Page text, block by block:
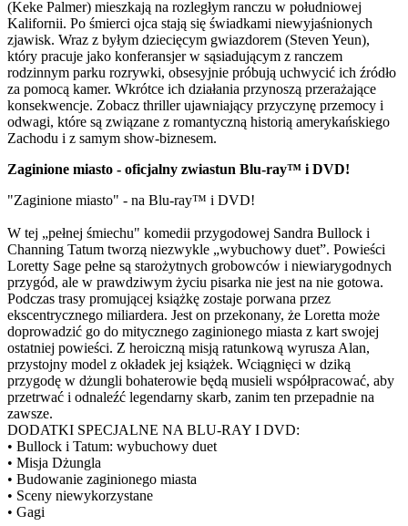
(Keke Palmer) mieszkają na rozległym ranczu w południowej
Kalifornii. Po śmierci ojca stają się świadkami niewyjaśnionych
zjawisk. Wraz z byłym dziecięcym gwiazdorem (Steven Yeun),
który pracuje jako konferansjer w sąsiadującym z ranczem
rodzinnym parku rozrywki, obsesyjnie próbują uchwycić ich źródło
za pomocą kamer. Wkrótce ich działania przynoszą przerażające
konsekwencje. Zobacz thriller ujawniający przyczynę przemocy i
odwagi, które są związane z romantyczną historią amerykańskiego
Zachodu i z samym show-biznesem.
Zaginione miasto - oficjalny zwiastun Blu-ray™ i DVD!
"Zaginione miasto" - na Blu-ray™ i DVD!
W tej „pełnej śmiechu" komedii przygodowej Sandra Bullock i
Channing Tatum tworzą niezwykle „wybuchowy duet”. Powieści
Loretty Sage pełne są starożytnych grobowców i niewiarygodnych
przygód, ale w prawdziwym życiu pisarka nie jest na nie gotowa.
Podczas trasy promującej książkę zostaje porwana przez
ekscentrycznego miliardera. Jest on przekonany, że Loretta może
doprowadzić go do mitycznego zaginionego miasta z kart swojej
ostatniej powieści. Z heroiczną misją ratunkową wyrusza Alan,
przystojny model z okładek jej książek. Wciągnięci w dziką
przygodę w dżungli bohaterowie będą musieli współpracować, aby
przetrwać i odnaleźć legendarny skarb, zanim ten przepadnie na
zawsze.
DODATKI SPECJALNE NA BLU-RAY I DVD:
• Bullock i Tatum: wybuchowy duet
• Misja Dżungla
• Budowanie zaginionego miasta
• Sceny niewykorzystane
• Gagi